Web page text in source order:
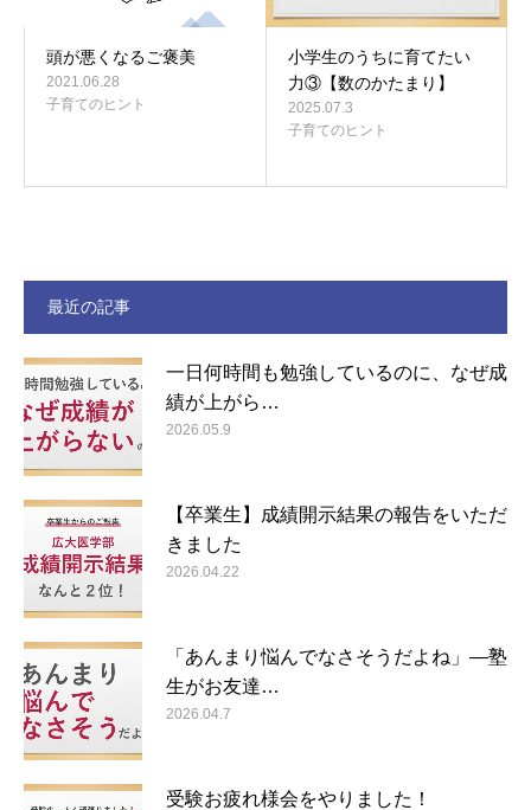
頭が悪くなるご褒美
2021.06.28
子育てのヒント
小学生のうちに育てたい
力③【数のかたまり】
2025.07.3
子育てのヒント
最近の記事
一日何時間も勉強しているのに、なぜ成
績が上がら…
2026.05.9
【卒業生】成績開示結果の報告をいただ
きました
2026.04.22
「あんまり悩んでなさそうだよね」―塾
生がお友達…
2026.04.7
受験お疲れ様会をやりました！